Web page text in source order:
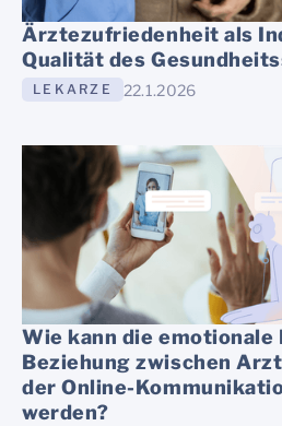
Ärztezufriedenheit als
Qualität des
LEKARZE 22.1.2026
Wie kann die emotionale
Beziehung zwischen
der Online-
werden?